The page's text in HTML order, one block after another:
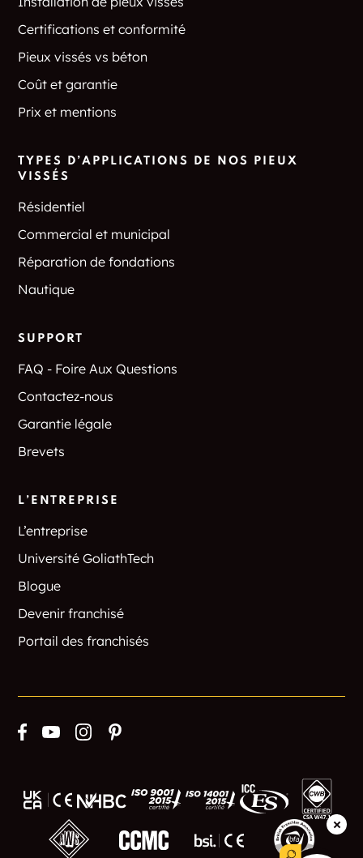
Certifications et conformité
Pieux vissés vs béton
Coût et garantie
Prix et mentions
TYPES D’APPLICATIONS DE NOS PIEUX
VISSÉS
Résidentiel
Commercial et municipal
Réparation de fondations
Nautique
SUPPORT
FAQ - Foire Aux Questions
Contactez-nous
Garantie légale
Brevets
L’ENTREPRISE
L’entreprise
Université GoliathTech
Blogue
Devenir franchisé
Portail des franchisés